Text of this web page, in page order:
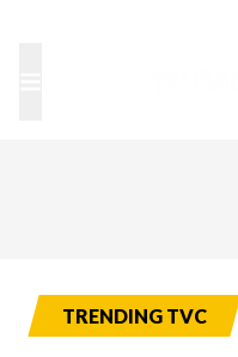
TRENDING TVC